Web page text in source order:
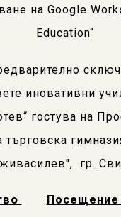
на Google
Education“
иновативни
гостува на
търговска
гр.